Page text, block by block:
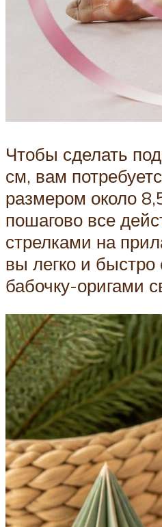
Чтобы сделать
см, вам
размером около
пошагово все
стрелками на
вы легко и быстро
бабочку-оригами